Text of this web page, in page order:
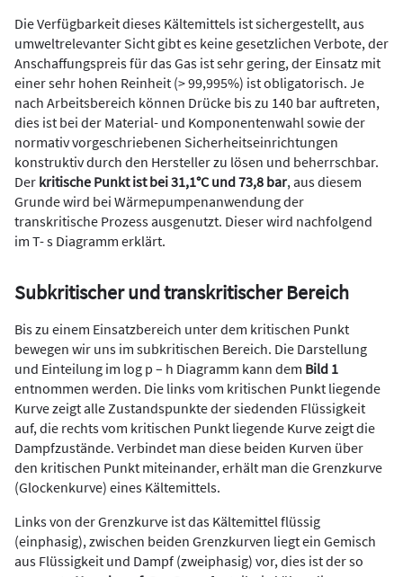
Die Verfügbarkeit dieses Kältemittels ist sichergestellt, aus
umweltrelevanter Sicht gibt es keine gesetzlichen Verbote, der
Anschaffungspreis für das Gas ist sehr gering, der Einsatz mit
einer sehr hohen Reinheit (> 99,995%) ist obligatorisch. Je
nach Arbeitsbereich können Drücke bis zu 140 bar auftreten,
dies ist bei der Material- und Komponentenwahl sowie der
normativ vorgeschriebenen Sicherheitseinrichtungen
konstruktiv durch den Hersteller zu lösen und beherrschbar.
Der kritische Punkt ist bei 31,1°C und 73,8 bar, aus diesem
Grunde wird bei Wärmepumpenanwendung der
transkritische Prozess ausgenutzt. Dieser wird nachfolgend
im T- s Diagramm erklärt.
Subkritischer und transkritischer Bereich
Bis zu einem Einsatzbereich unter dem kritischen Punkt
bewegen wir uns im subkritischen Bereich. Die Darstellung
und Einteilung im log p – h Diagramm kann dem Bild 1
entnommen werden. Die links vom kritischen Punkt liegende
Kurve zeigt alle Zustandspunkte der siedenden Flüssigkeit
auf, die rechts vom kritischen Punkt liegende Kurve zeigt die
Dampfzustände. Verbindet man diese beiden Kurven über
den kritischen Punkt miteinander, erhält man die Grenzkurve
(Glockenkurve) eines Kältemittels.
Links von der Grenzkurve ist das Kältemittel flüssig
(einphasig), zwischen beiden Grenzkurven liegt ein Gemisch
aus Flüssigkeit und Dampf (zweiphasig) vor, dies ist der so